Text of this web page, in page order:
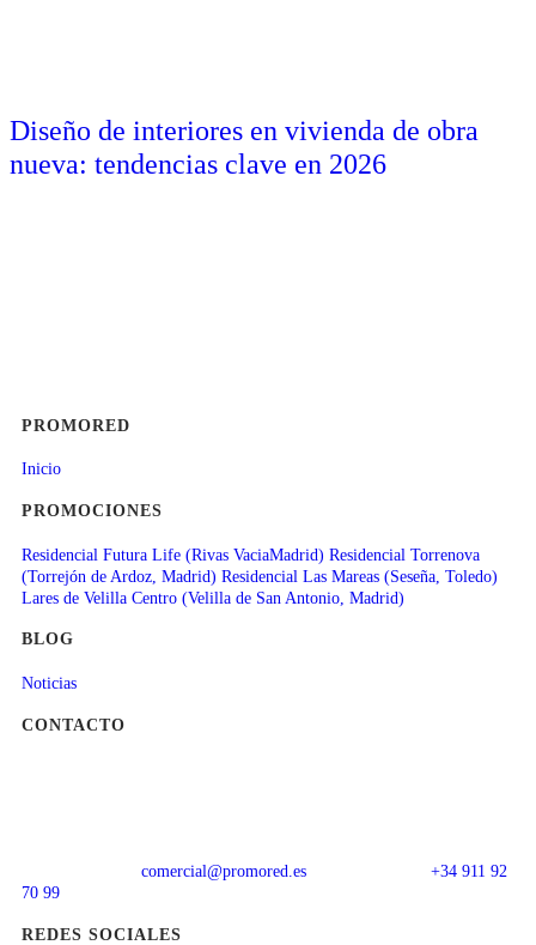
Diseño de interiores en vivienda de obra
nueva: tendencias clave en 2026
PROMORED
Inicio
PROMOCIONES
Residencial Futura Life (Rivas VaciaMadrid) Residencial Torrenova
(Torrejón de Ardoz, Madrid) Residencial Las Mareas (Seseña, Toledo)
Lares de Velilla Centro (Velilla de San Antonio, Madrid)
BLOG
Noticias
CONTACTO
comercial@promored.es
+34 911 92
70 99
REDES SOCIALES